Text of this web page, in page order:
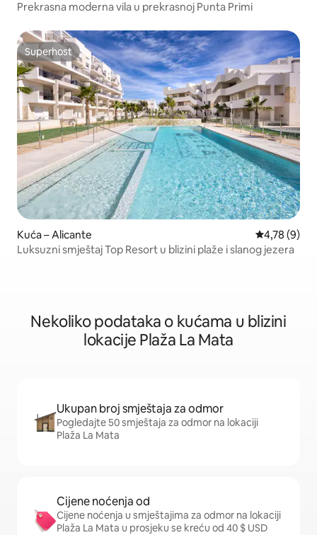
Prekrasna moderna vila u prekrasnoj Punta Primi
Superhost
Superhost
Kuća – Alicante Prosječna
4,78 (9)
Luksuzni smještaj Top Resort u blizini plaže i slanog jezera
Nekoliko podataka o kućama u blizini
lokacije Plaža La Mata
Ukupan broj smještaja za odmor
Pogledajte 50 smještaja za odmor na lokaciji
Plaža La Mata
Cijene noćenja od
Cijene noćenja u smještajima za odmor na lokaciji
Plaža La Mata u prosjeku se kreću od 40 $ USD